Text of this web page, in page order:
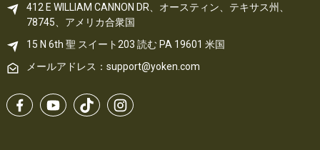
412 E WILLIAM CANNON DR、オースティン、テキサス州、
78745、アメリカ合衆国
15 N 6th 聖 スイート203 読む PA 19601 米国
メールアドレス：support@yoken.com